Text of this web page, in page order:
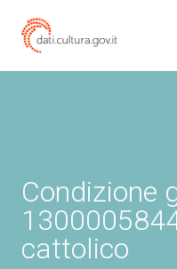
Condizione
cattolico